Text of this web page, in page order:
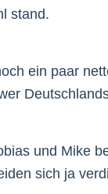
stand.
ein paar
und Mike
sich ja